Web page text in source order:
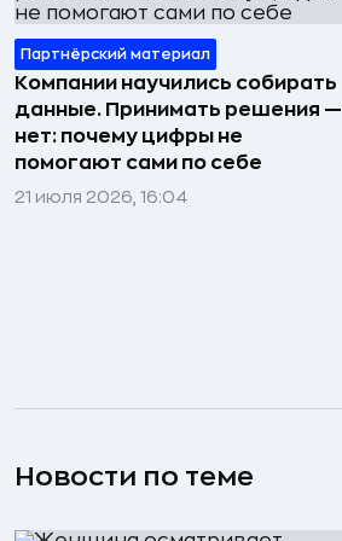
Партнёрский материал
Компании научились собирать
данные. Принимать решения —
нет: почему цифры не
помогают сами по себе
21 июля 2026, 16:04
Новости по теме